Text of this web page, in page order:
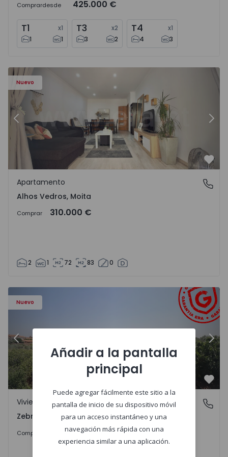
Comprardesde 425.000 €
T1 x1
1
1
T3 x2
3
2
T4 x1
4
3
Nuevo
Apartamento T2 Moita, Alhos Vedros - 1572464 - 1
Anterior
Alhos Vedros, Moita
Apartamento
Alhos Vedros, Moita
Comprar 310.000 €
2 1 72 83 0
Nuevo
- 1566201 - 43
Vivienda Adosada T4 Idanha-a-Nova, Zebreira e Segura -
Anterior
Zebreira e Segura, Castelo Branco
Vivienda Adosada
Zebreira e Segura, Castelo Branco
Comprar 79.000 €
Añadir a la pantalla
principal
Puede agregar fácilmente este sitio a la
pantalla de inicio de su dispositivo móvil
para un acceso instantáneo y una
navegación más rápida con una
experiencia similar a una aplicación.